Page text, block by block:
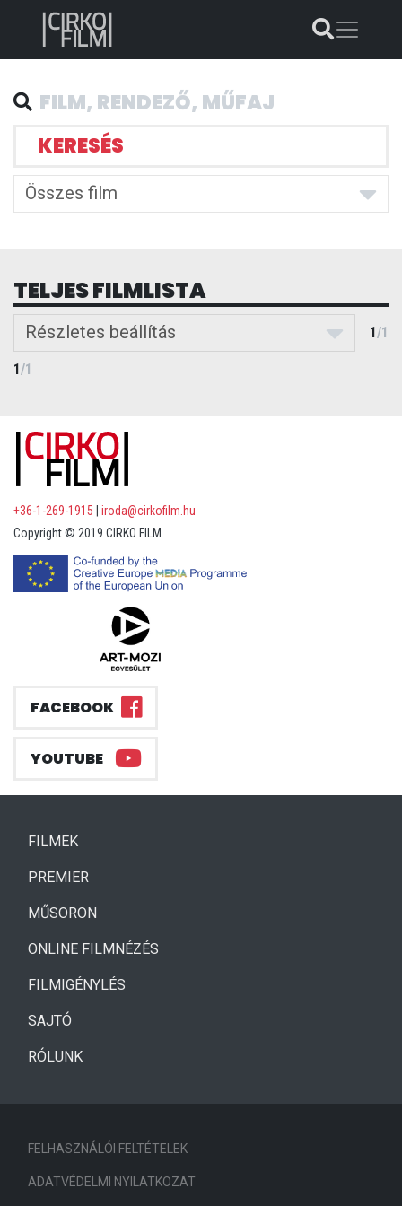
KERESÉS
Összes film
TELJES FILMLISTA
Részletes beállítás 1/1
1/1
+36-1-269-1915
iroda@cirkofilm.hu
Copyright © 2019 CIRKO FILM
FACEBOOK
YOUTUBE
FILMEK(CURRENT)
PREMIER
MŰSORON
ONLINE FILMNÉZÉS
FILMIGÉNYLÉS
SAJTÓ
RÓLUNK
FELHASZNÁLÓI FELTÉTELEK
ADATVÉDELMI NYILATKOZAT